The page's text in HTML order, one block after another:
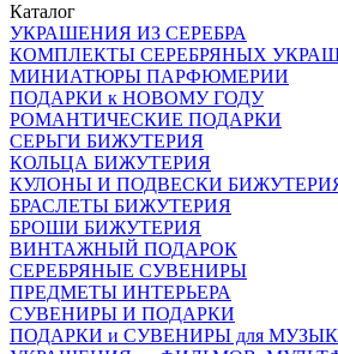
Каталог
УКРАШЕНИЯ ИЗ СЕРЕБРА
КОМПЛЕКТЫ СЕРЕБРЯНЫХ
МИНИАТЮРЫ ПАРФЮМЕРИИ
ПОДАРКИ к НОВОМУ ГОДУ
РОМАНТИЧЕСКИЕ ПОДАРКИ
СЕРЬГИ БИЖУТЕРИЯ
КОЛЬЦА БИЖУТЕРИЯ
КУЛОНЫ И ПОДВЕСКИ
БРАСЛЕТЫ БИЖУТЕРИЯ
БРОШИ БИЖУТЕРИЯ
ВИНТАЖНЫЙ ПОДАРОК
СЕРЕБРЯНЫЕ СУВЕНИРЫ
ПРЕДМЕТЫ ИНТЕРЬЕРА
СУВЕНИРЫ И ПОДАРКИ
ПОДАРКИ и СУВЕНИРЫ для